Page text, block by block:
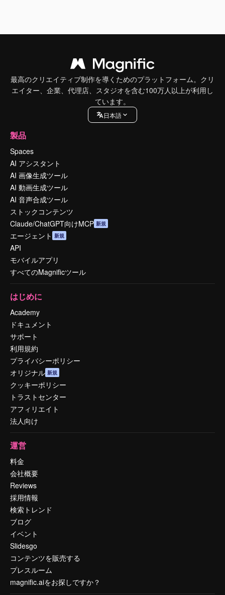
最高のクリエイティブ制作を導くためのプラットフォーム。クリ
エイター、企業、代理店、スタジオを含む100万人以上が利用し
ています。
日本語
製品
Spaces
AI アシスタント
AI 画像生成ツール
AI 動画生成ツール
AI 音声合成ツール
ストックコンテンツ
Claude/ChatGPT向けMCP 新規
エージェント 新規
API
モバイルアプリ
すべてのMagnificツール
はじめに
Academy
ドキュメント
サポート
利用規約
プライバシーポリシー
オリジナル 新規
クッキーポリシー
トラストセンター
アフィリエイト
法人向け
運営
料金
会社概要
Reviews
採用情報
検索トレンド
ブログ
イベント
Slidesgo
コンテンツを販売する
プレスルーム
magnific.aiをお探しですか？